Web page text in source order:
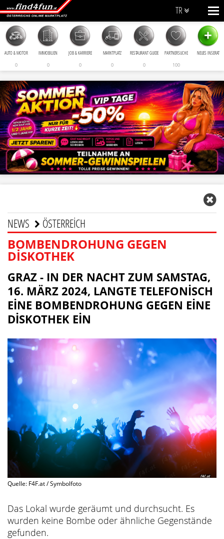
TR
AUTO & MOTOR
0
IMMOBILIEN
0
JOB & KARRIERE
0
MARKTPLATZ
0
RESTAURANT GUIDE
0
PARTNERSUCHE
100
+
NEUES INSERAT
NEWS ÖSTERREICH
BOMBENDROHUNG GEGEN
DISKOTHEK
GRAZ - IN DER NACHT ZUM SAMSTAG,
16. MÄRZ 2024, LANGTE TELEFONISCH
EINE BOMBENDROHUNG GEGEN EINE
DISKOTHEK EIN
Quelle: F4F.at / Symbolfoto
Das Lokal wurde geräumt und durchsucht. Es
wurden keine Bombe oder ähnliche Gegenstände
gefunden.